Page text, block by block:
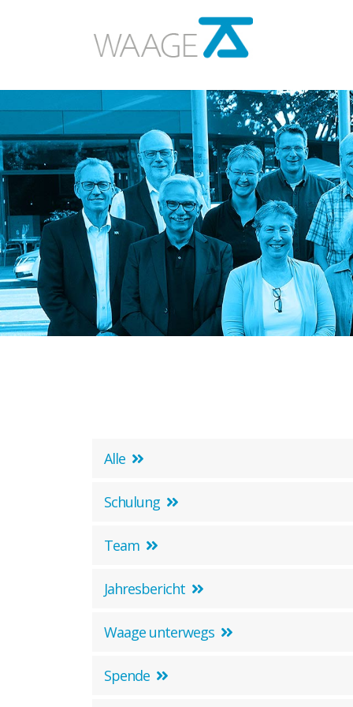
Über uns
Historie
Vorstand und Team
Vernetzung
Unterstützen
Berichte und Statistik
Presse und Medien
News
Kontakt
Impressum
Datenschutz
Alle
Schulung
Team
Jahresbericht
Waage unterwegs
Spende